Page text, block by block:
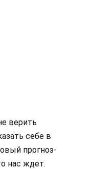
верить
себе в
прогноз-
нас ждет.